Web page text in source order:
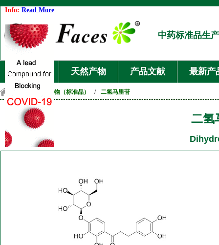
Info: Read More
中药标准品生
首页 天然产物 产品文献 最新产
天然产物（标准品） / 二氢马里苷
二氢